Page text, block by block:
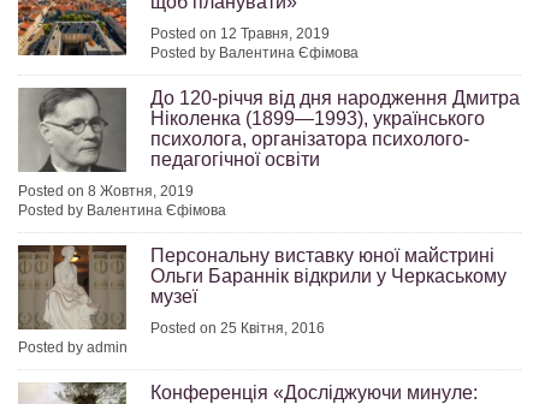
Posted on 12 Травня, 2019
Posted by Валентина Єфімова
До 120-річчя від дня народження Дмитра
Ніколенка (1899—1993), українського
психолога, організатора психолого-
педагогічної освіти
Posted on 8 Жовтня, 2019
Posted by Валентина Єфімова
Персональну виставку юної майстрині
Ольги Бараннік відкрили у Черкаському
музеї
Posted on 25 Квітня, 2016
Posted by admin
Конференція «Досліджуючи минуле: